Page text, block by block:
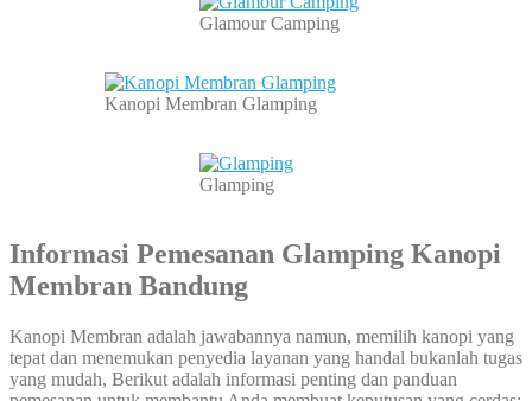
Glamour Camping
Kanopi Membran Glamping
Glamping
Informasi Pemesanan Glamping Kanopi
Membran Bandung
Kanopi Membran adalah jawabannya namun, memilih kanopi yang
tepat dan menemukan penyedia layanan yang handal bukanlah tugas
yang mudah, Berikut adalah informasi penting dan panduan